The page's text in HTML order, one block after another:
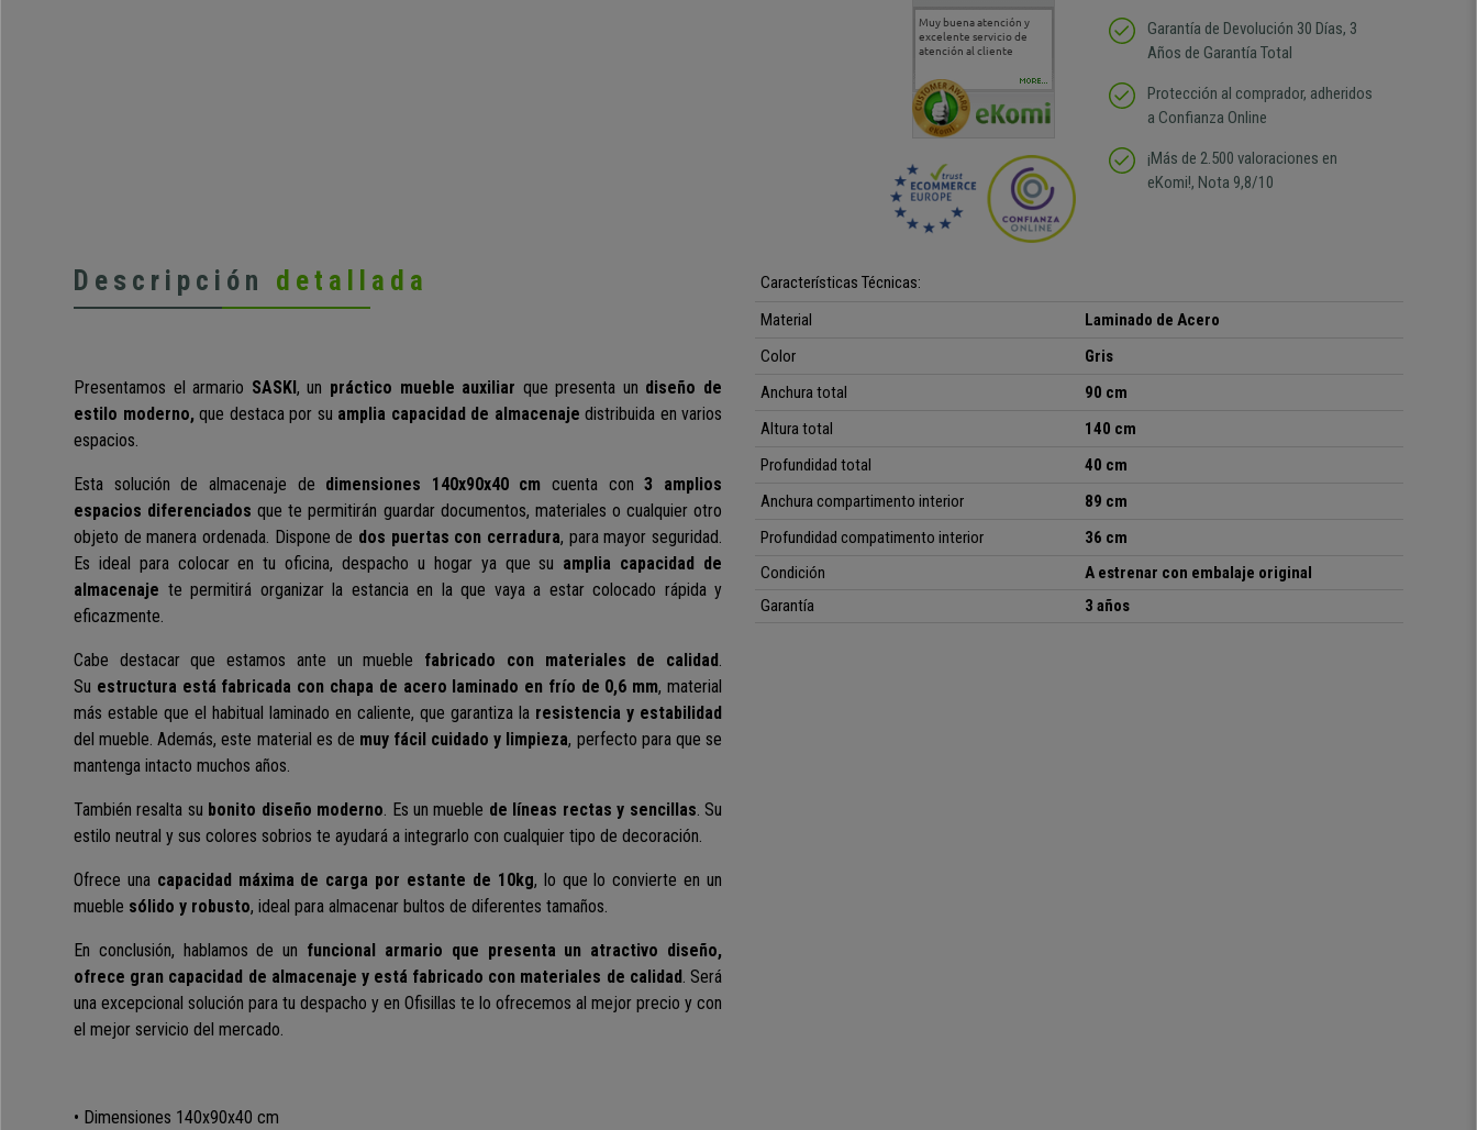
Muy buena atención y
excelente servicio de
atención al cliente
Muy buena atención de
cara al asesoramiento
comercial y el envío ha
Si estoy contento
Excelente relacion
calidad precio Plazo de
MORE...
Garantía de Devolución 30 Días, 3
Años de Garantía Total
Protección al comprador, adheridos
a Confianza Online
¡Más de 2.500 valoraciones en
eKomi!, Nota 9,8/10
Descripción detallada
Presentamos el armario SASKI ,un práctico mueble auxiliar quepresenta un diseño de
estilo moderno, que destaca por su amplia capacidad de almacenaje distribuida en varios
espacios.
Esta solución de almacenaje de dimensiones 140x90x40 cmcuenta con 3 amplios
espacios diferenciadosque te permitirán guardar documentos, materiales o cualquier otro
objeto de manera ordenada. Dispone de dos puertas con cerradura, para mayor seguridad.
Es ideal para colocar en tu oficina, despacho u hogar ya que su amplia capacidad de
almacenaje te permitirá organizar la estancia en la que vaya a estar colocado rápida y
eficazmente.
Cabe destacar que estamos ante un mueble fabricado con materiales de calidad .
Su estructura está fabricada con chapa de acero laminado en frío de 0,6 mm, material
más estable que el habitual laminado en caliente, que garantiza la resistencia y estabilidad
del mueble. Además, este material es de muy fácil cuidado y limpieza, perfecto para que se
mantenga intacto muchos años.
También resalta su bonito diseño moderno. Es un mueble de líneas rectas y sencillas. Su
estilo neutral y sus colores sobrios te ayudará a integrarlo con cualquier tipo de decoración.
Ofrece una capacidad máxima de carga por estante de 10kg, lo que lo convierte en un
mueble sólido y robusto, ideal para almacenar bultos de diferentes tamaños.
En conclusión, hablamos de un funcional armario que presenta un atractivo diseño,
ofrece gran capacidad de almacenaje y está fabricado con materiales de calidad . Será
una excepcional solución para tu despacho y en Ofisillas te lo ofrecemos al mejor precio y con
el mejor servicio del mercado.
• Dimensiones 140x90x40 cm
Características Técnicas:
Material
Laminado de Acero
Color
Gris
Anchura total
90 cm
Altura total
140 cm
Profundidad total
40 cm
Anchura compartimento interior
89 cm
Profundidad compatimento interior
36 cm
Condición
A estrenar con embalaje original
Garantía
3 años